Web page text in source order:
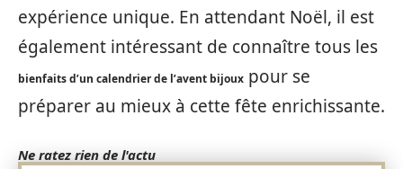
expérience unique. En attendant Noël, il est
également intéressant de connaître tous les
bienfaits d’un calendrier de l’avent bijoux pour se
préparer au mieux à cette fête enrichissante.
Ne ratez rien de l'actu